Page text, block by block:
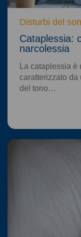
Disturbi del
Cataplessia:
narcolessia
La cataplessia
caratterizzato da
del tono…